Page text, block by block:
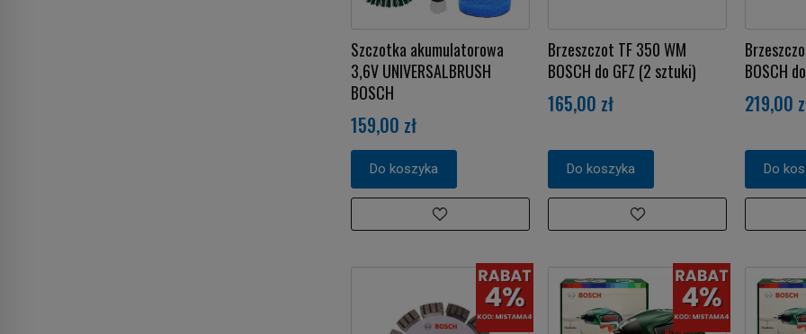
Szczotka akumulatorowa
3,6V UNIVERSALBRUSH
BOSCH
159,00 zł
Do koszyka
Brzeszczot TF 350 WM
BOSCH do GFZ (2 sztuki)
165,00 zł
Do koszyka
BOSCH
219,00
Do